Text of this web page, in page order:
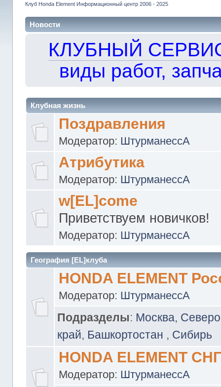
Клуб Honda Element Информационный центр 2006 - 2025
Новости
КЛУБНЫЙ
виды работ,
Клубная жизнь
Поздравления
Модератор: ШтурманессА
Атрибутика
Модератор: ШтурманессА
w[EL]come
Приветствуем новичков!
Модератор: ШтурманессА
География [EL]клуба
HONDA ELEMENT
Модератор: ШтурманессА
Подразделы: Москва,
край, Башкортостан , Сибирь
HONDA ELEMENT
Модератор: ШтурманессА